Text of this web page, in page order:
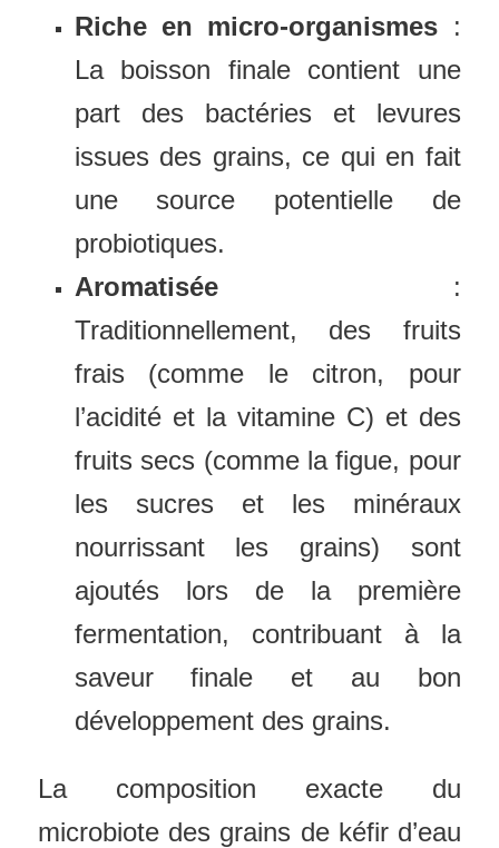
Riche en micro-organismes :
La boisson finale contient une
part des bactéries et levures
issues des grains, ce qui en fait
une source potentielle de
probiotiques.
Aromatisée:
Traditionnellement, des fruits
frais (comme le citron, pour
l’acidité et la vitamine C) et des
fruits secs (comme la figue, pour
les sucres et les minéraux
nourrissant les grains) sont
ajoutés lors de la première
fermentation, contribuant à la
saveur finale et au bon
développement des grains.
La composition exacte du
microbiote des grains de kéfir d’eau